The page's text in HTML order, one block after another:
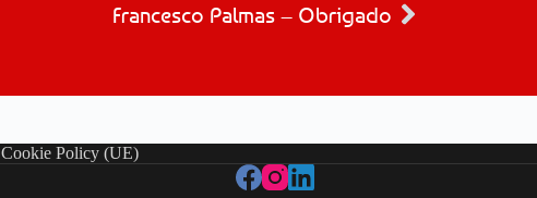
Francesco Palmas – Obrigado
Cookie Policy (UE)